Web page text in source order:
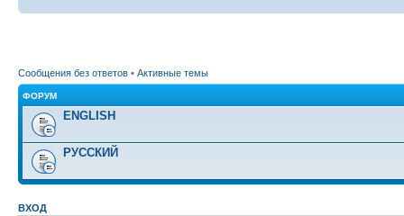
Сообщения без ответов • Активные темы
ФОРУМ
ENGLISH
РУССКИЙ
ВХОД